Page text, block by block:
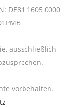
DE81 1605 0000
ausschließlich
vorbehalten.